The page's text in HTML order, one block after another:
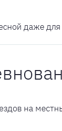
даже для
на